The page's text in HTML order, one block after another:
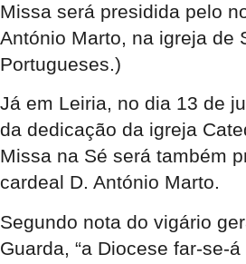
Missa será presidida pelo
António Marto, na igreja de
Portugueses.)
Já em Leiria, no dia 13 de
da dedicação da igreja
Missa na Sé será também
cardeal D. António Marto.
Segundo nota do vigário
Guarda, “a Diocese far-se-